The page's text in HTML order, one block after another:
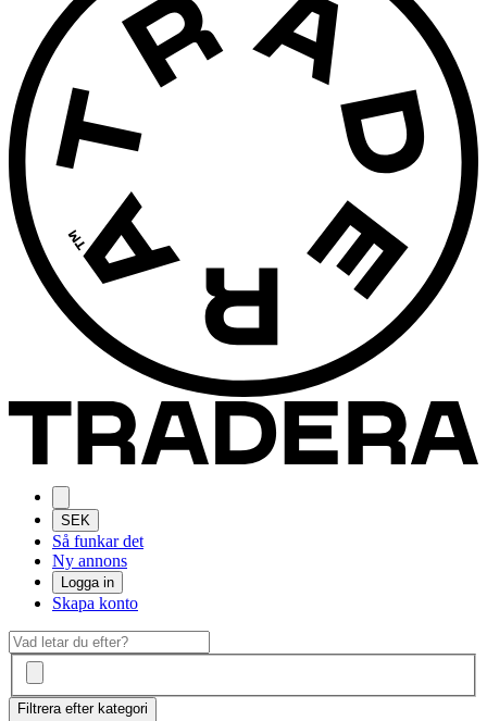
SEK
Så funkar det
Ny annons
Logga in
Skapa konto
Filtrera efter kategori